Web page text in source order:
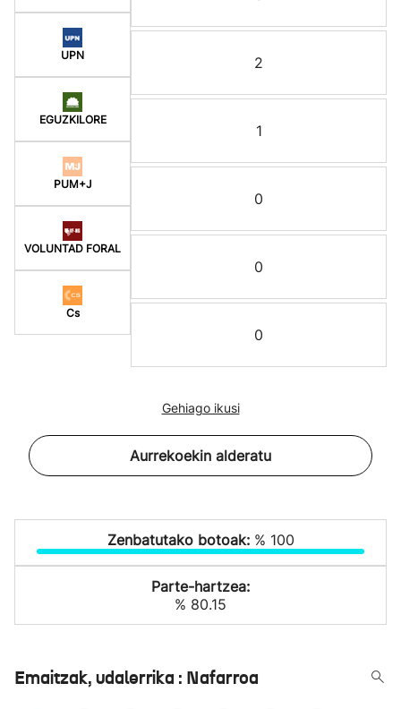
UPN
EGUZKILORE
PUM+J
VOLUNTAD FORAL
Cs
2
1
0
0
0
Gehiago ikusi
Aurrekoekin alderatu
Zenbatutako botoak: % 100
Parte-hartzea:
% 80.15
Emaitzak, udalerrika : Nafarroa